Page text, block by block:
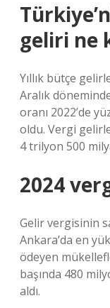
geliri ne
Yıllık bütçe
Aralık
oranı 2022’de
oldu. Vergi
4 trilyon 500
2024
Gelir vergisinin
Ankara’da en
ödeyen
başında 480
aldı.